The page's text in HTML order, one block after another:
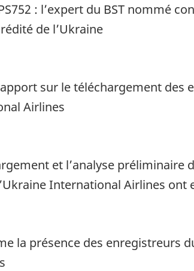
: l’expert du BST nommé
de l’Ukraine
sur le téléchargement des
Airlines
et l’analyse préliminaire
International Airlines ont
la présence des enregistreurs